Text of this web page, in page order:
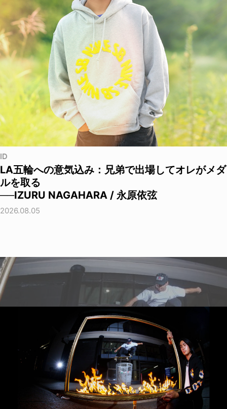
ID
LA五輪への意気込み：兄弟で出場してオレがメダ
ルを取る
──IZURU NAGAHARA / 永原依弦
2026.08.05